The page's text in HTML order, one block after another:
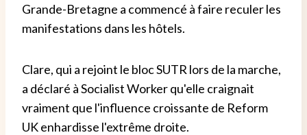
Grande-Bretagne a commencé à faire reculer les
manifestations dans les hôtels.
Clare, qui a rejoint le bloc SUTR lors de la marche,
a déclaré à Socialist Worker qu'elle craignait
vraiment que l'influence croissante de Reform
UK enhardisse l'extrême droite.